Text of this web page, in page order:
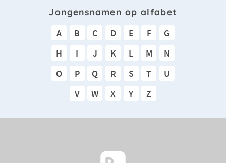
Jongensnamen op alfabet
A B C D E F
G
H
I J K L M
N
O
P Q R S T
U
V
W X Y Z